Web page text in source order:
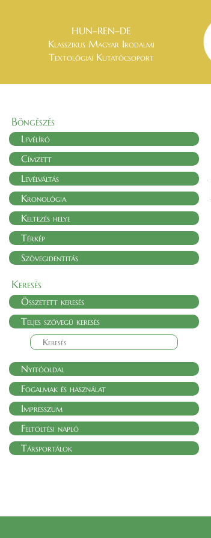
HUN–REN–DE
Klasszikus Magyar Irodalmi
Textológiai Kutatócsoport
Böngészés
Levélíró
Címzett
Levélváltás
Kronológia
Keltezés helye
Térkép
Szövegidentitás
Keresés
Összetett keresés
Teljes szövegű keresés
Nyitóoldal
Fogalmak és használat
Impresszum
Feltöltési napló
Társportálok